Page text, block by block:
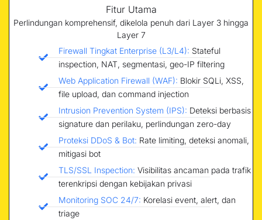
Fitur Utama
Perlindungan komprehensif, dikelola penuh dari Layer 3 hingga
Layer 7
Firewall Tingkat Enterprise (L3/L4): Stateful
inspection, NAT, segmentasi, geo-IP filtering
Web Application Firewall (WAF): Blokir SQLi, XSS,
file upload, dan command injection
Intrusion Prevention System (IPS): Deteksi berbasis
signature dan perilaku, perlindungan zero-day
Proteksi DDoS & Bot: Rate limiting, deteksi anomali,
mitigasi bot
TLS/SSL Inspection: Visibilitas ancaman pada trafik
terenkripsi dengan kebijakan privasi
Monitoring SOC 24/7: Korelasi event, alert, dan
triage